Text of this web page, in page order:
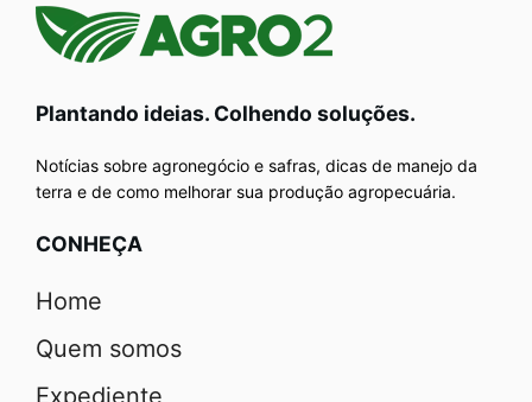
Plantando ideias. Colhendo soluções.
Notícias sobre agronegócio e safras, dicas de manejo da
terra e de como melhorar sua produção agropecuária.
CONHEÇA
Home
Quem somos
Expediente